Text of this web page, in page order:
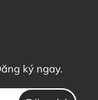
ký ngay.